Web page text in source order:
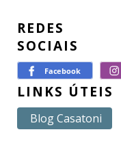
REDES
SOCIAIS
LINKS ÚTEIS
Blog Casatoni